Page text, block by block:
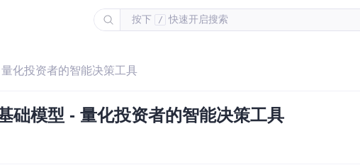
按下 / 快速开启搜索
化投资者的智能决策工具
础模型 - 量化投资者的智能决策工具